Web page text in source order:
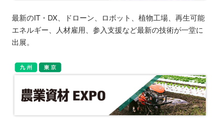
最新のIT・DX、ドローン、ロボット、植物工場、再生可能
エネルギー、人材雇用、参入支援など最新の技術が一堂に
出展。